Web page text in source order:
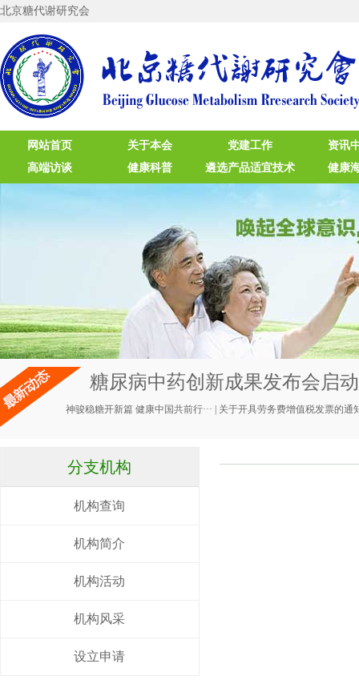
北京糖代谢研究会
网站首页 关于本会 党建工作
资讯
高端访谈
健康科普 遴选产品适宜技术 健康
糖尿病中药创新成果发布会启动
神骏稳糖开新篇 健康中国共前行··· 关于开具劳务费增值税发票的通
分支机构
机构查询
机构简介
机构活动
机构风采
设立申请